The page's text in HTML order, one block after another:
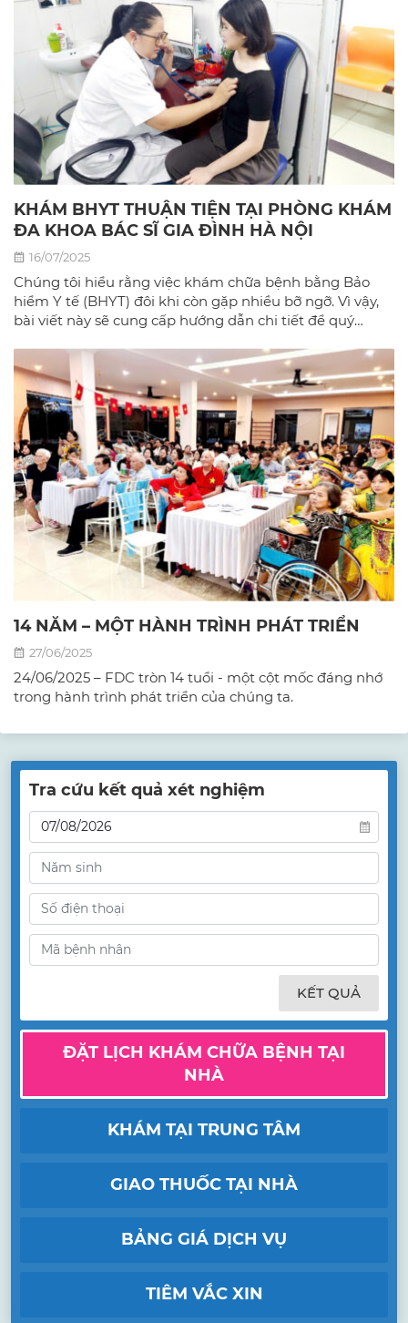
KHÁM BHYT THUẬN TIỆN TẠI PHÒNG KHÁM
ĐA KHOA BÁC SĨ GIA ĐÌNH HÀ NỘI
16/07/2025
Chúng tôi hiểu rằng việc khám chữa bệnh bằng Bảo
hiểm Y tế (BHYT) đôi khi còn gặp nhiều bỡ ngỡ. Vì vậy,
bài viết này sẽ cung cấp hướng dẫn chi tiết để quý
quả nhất tại phòng khám đa khoa Bác sĩ gia đình hà
Nội.
14 NĂM – MỘT HÀNH TRÌNH PHÁT TRIỂN
27/06/2025
24/06/2025 – FDC tròn 14 tuổi - một cột mốc đáng nhớ
trong hành trình phát triển của chúng ta.
Tra cứu kết quả xét nghiệm
KẾT QUẢ
ĐẶT LỊCH KHÁM CHỮA BỆNH TẠI
NHÀ
KHÁM TẠI TRUNG TÂM
GIAO THUỐC TẠI NHÀ
BẢNG GIÁ DỊCH VỤ
TIÊM VẮC XIN